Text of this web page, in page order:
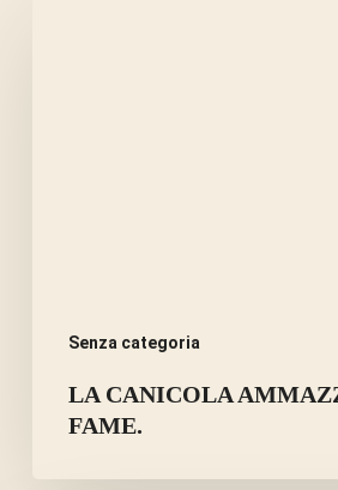
Senza categoria
LA CANICOLA
FAME.